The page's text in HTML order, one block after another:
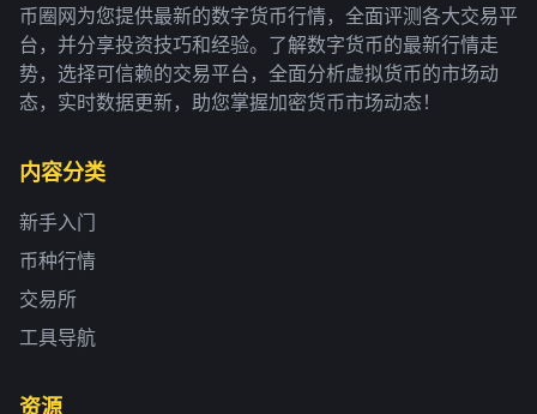
币圈网为您提供最新的数字货币行情，全面评测各大交易平
台，并分享投资技巧和经验。了解数字货币的最新行情走
势，选择可信赖的交易平台，全面分析虚拟货币的市场动
态，实时数据更新，助您掌握加密货币市场动态！
内容分类
新手入门
币种行情
交易所
工具导航
资源